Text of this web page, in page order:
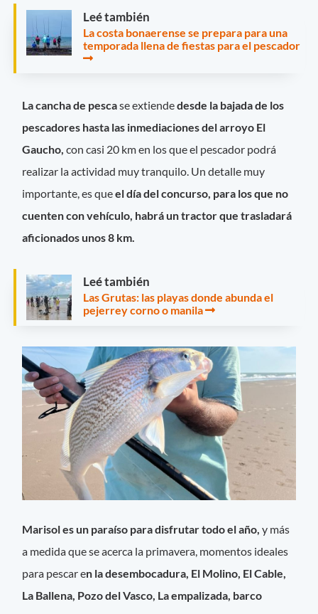
Leé también
La costa bonaerense se prepara para una
temporada llena de fiestas para el pescador
La cancha de pescase extiendedesde la bajada de los
pescadores hasta las inmediaciones del arroyo El
Gaucho,con casi 20 km en los que el pescador podrá
realizar la actividad muy tranquilo. Un detalle muy
importante, es queel día del concurso, para los que no
cuenten con vehículo, habrá un tractor que trasladará
aficionados unos 8 km.
Leé también
Las Grutas: las playas donde abunda el
pejerrey corno o manila
Marisol es un paraíso para disfrutar todo el año,y más
a medida que se acerca la primavera, momentos ideales
para pescar en la desembocadura, El Molino, El Cable,
La Ballena, Pozo del Vasco, La empalizada, barco